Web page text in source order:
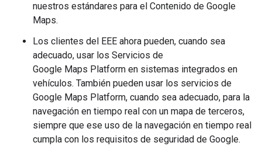
nuestros estándares para el Contenido de Google
Maps.
Los clientes del EEE ahora pueden, cuando sea
adecuado, usar los Servicios de
Google Maps Platform en sistemas integrados en
vehículos. También pueden usar los servicios de
Google Maps Platform, cuando sea adecuado, para la
navegación en tiempo real con un mapa de terceros,
siempre que ese uso de la navegación en tiempo real
cumpla con los requisitos de seguridad de Google.